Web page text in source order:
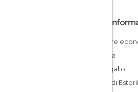
Altre
Dormire
Lisbona
Portogallo
Costa di Estoril